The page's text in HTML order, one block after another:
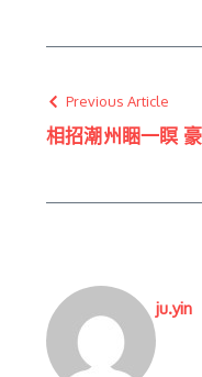
Previous Article
相招潮州睏一瞑
ju.yin